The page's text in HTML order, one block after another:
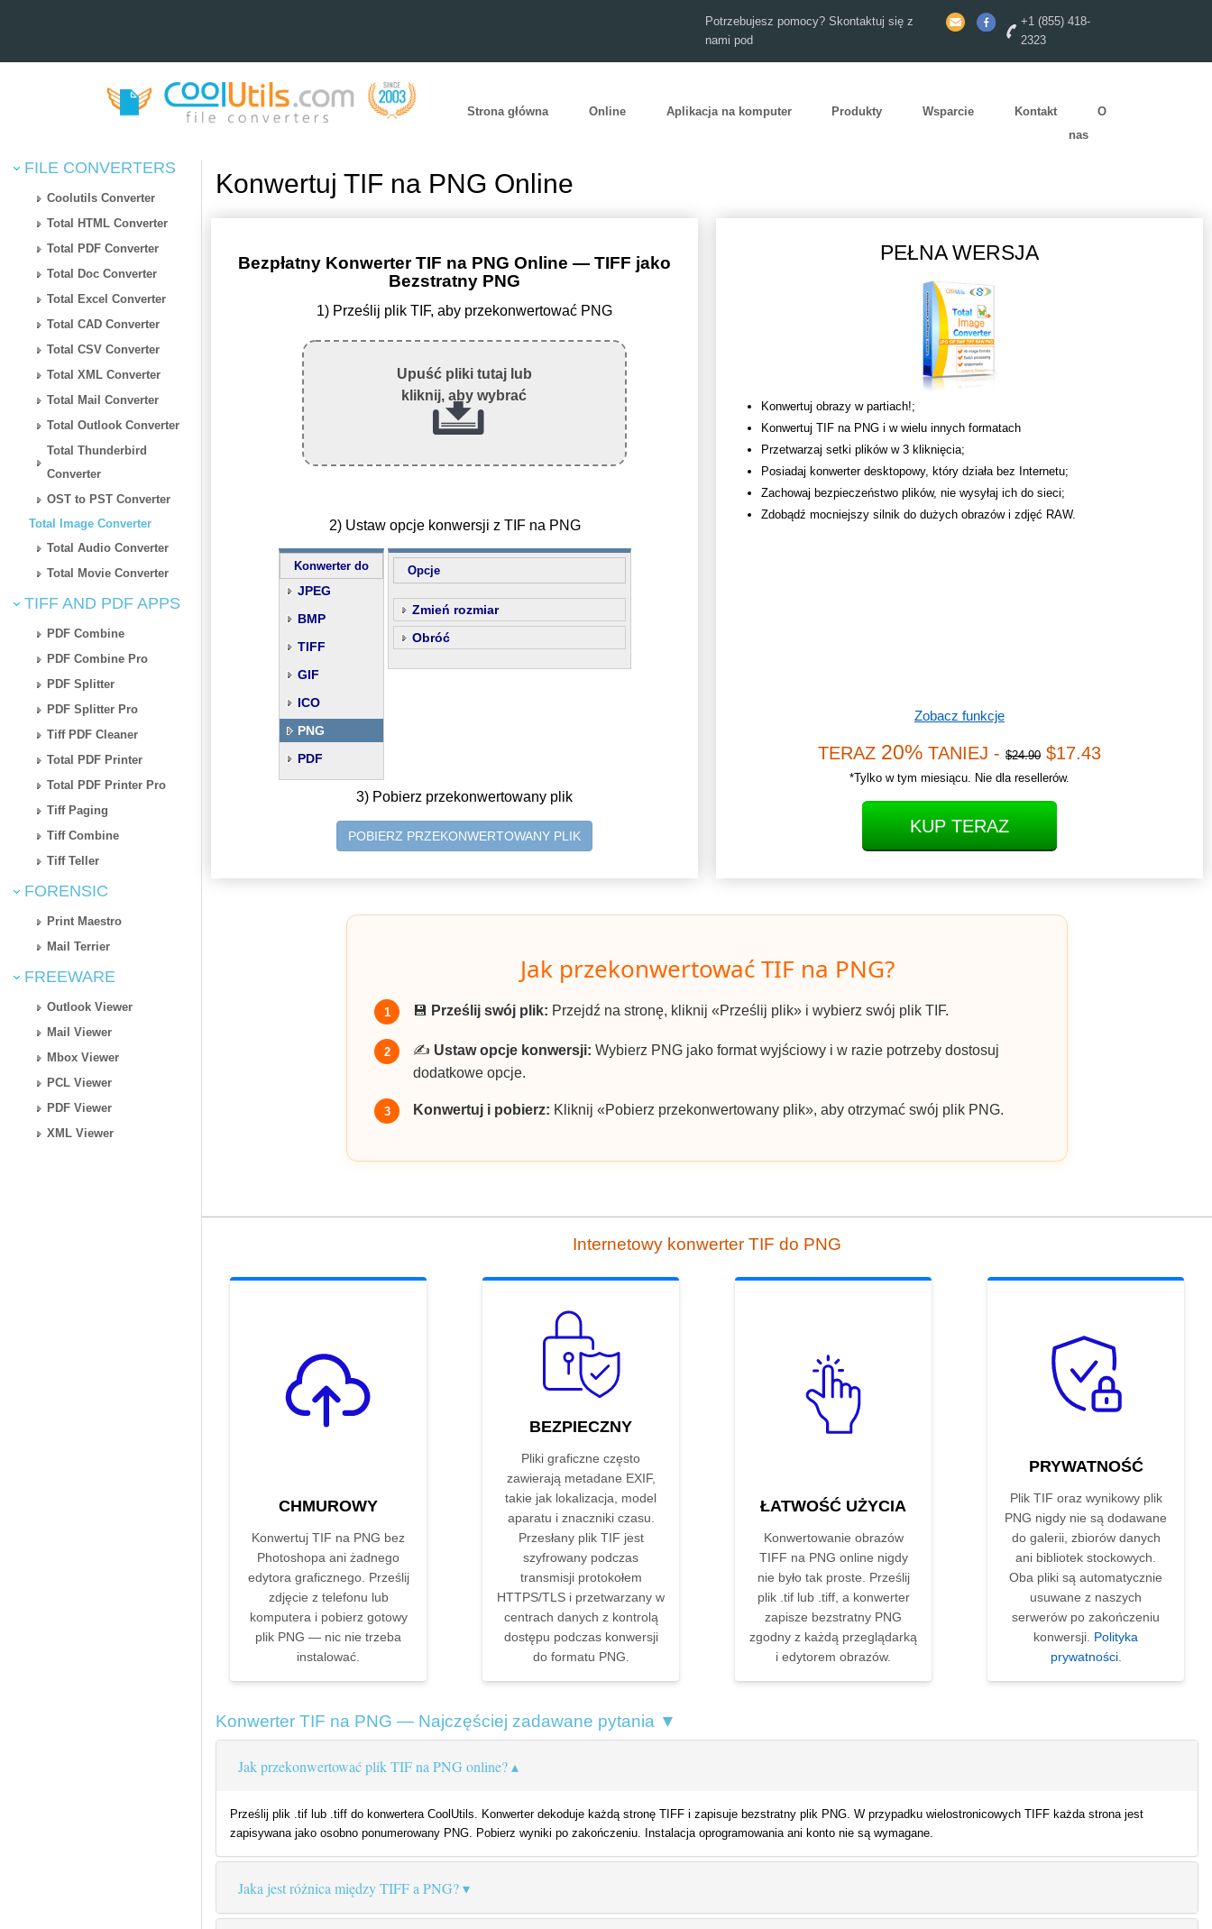
Potrzebujesz pomocy? Skontaktuj się z
nami pod
+1 (855) 418-
2323
Strona główna Online Aplikacja na komputer Produkty Wsparcie Kontakt
O
nas
FILE CONVERTERS
Coolutils Converter
Total HTML Converter
Total PDF Converter
Total Doc Converter
Total Excel Converter
Total CAD Converter
Total CSV Converter
Total XML Converter
Total Mail Converter
Total Outlook Converter
Total Thunderbird
Converter
OST to PST Converter
Total Image Converter
Total Audio Converter
Total Movie Converter
TIFF AND PDF APPS
PDF Combine
PDF Combine Pro
PDF Splitter
PDF Splitter Pro
Tiff PDF Cleaner
Total PDF Printer
Total PDF Printer Pro
Tiff Paging
Tiff Combine
Tiff Teller
FORENSIC
Print Maestro
Mail Terrier
FREEWARE
Outlook Viewer
Mail Viewer
Mbox Viewer
PCL Viewer
PDF Viewer
XML Viewer
Konwertuj TIF na PNG Online
Bezpłatny Konwerter TIF na PNG Online — TIFF jako
Bezstratny PNG
1) Prześlij plik TIF, aby przekonwertować PNG
Upuść pliki tutaj lub
kliknij, aby wybrać
2) Ustaw opcje konwersji z TIF na PNG
Konwerter do
JPEG
BMP
TIFF
GIF
ICO
PNG
PDF
Opcje
Zmień rozmiar
Obróć
3) Pobierz przekonwertowany plik
POBIERZ PRZEKONWERTOWANY PLIK
PEŁNA WERSJA
Konwertuj obrazy w partiach!;
Konwertuj TIF na PNG i w wielu innych formatach
Przetwarzaj setki plików w 3 kliknięcia;
Posiadaj konwerter desktopowy, który działa bez Internetu;
Zachowaj bezpieczeństwo plików, nie wysyłaj ich do sieci;
Zdobądź mocniejszy silnik do dużych obrazów i zdjęć RAW.
Zobacz funkcje
TERAZ 20% TANIEJ - $24.90 $17.43
*Tylko w tym miesiącu. Nie dla resellerów.
KUP TERAZ
Jak przekonwertować TIF na PNG?
1 💾 Prześlij swój plik: Przejdź na stronę, kliknij «Prześlij plik» i wybierz swój plik TIF.
2 ✍️ Ustaw opcje konwersji: Wybierz PNG jako format wyjściowy i w razie potrzeby dostosuj
dodatkowe opcje.
3 Konwertuj i pobierz: Kliknij «Pobierz przekonwertowany plik», aby otrzymać swój plik PNG.
Internetowy konwerter TIF do PNG
CHMUROWY
Konwertuj TIF na PNG bez
Photoshopa ani żadnego
edytora graficznego. Prześlij
zdjęcie z telefonu lub
komputera i pobierz gotowy
plik PNG — nic nie trzeba
instalować.
BEZPIECZNY
Pliki graficzne często
zawierają metadane EXIF,
takie jak lokalizacja, model
aparatu i znaczniki czasu.
Przesłany plik TIF jest
szyfrowany podczas
transmisji protokołem
HTTPS/TLS i przetwarzany w
centrach danych z kontrolą
dostępu podczas konwersji
do formatu PNG.
ŁATWOŚĆ UŻYCIA
Konwertowanie obrazów
TIFF na PNG online nigdy
nie było tak proste. Prześlij
plik .tif lub .tiff, a konwerter
zapisze bezstratny PNG
zgodny z każdą przeglądarką
i edytorem obrazów.
PRYWATNOŚĆ
Plik TIF oraz wynikowy plik
PNG nigdy nie są dodawane
do galerii, zbiorów danych
ani bibliotek stockowych.
Oba pliki są automatycznie
usuwane z naszych
serwerów po zakończeniu
konwersji. Polityka
prywatności.
Konwerter TIF na PNG — Najczęściej zadawane pytania ▼
Jak przekonwertować plik TIF na PNG online?
Prześlij plik .tif lub .tiff do konwertera CoolUtils. Konwerter dekoduje każdą stronę TIFF i zapisuje bezstratny plik PNG. W przypadku wielostronicowych TIFF każda strona jest
zapisywana jako osobno ponumerowany PNG. Pobierz wyniki po zakończeniu. Instalacja oprogramowania ani konto nie są wymagane.
Jaka jest różnica między TIFF a PNG?